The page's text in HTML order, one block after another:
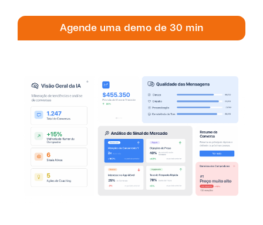
Inbox
Virtual Numbers
Network API
tyntec for Telecoms
Developers Help Center
Agende uma demo de 30 min